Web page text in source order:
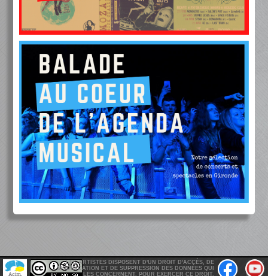
LES ARTISTES DISPOSENT D'UN DROIT D'ACCÈS, DE
MODIFICATION ET DE SUPPRESSION DES DONNÉES QUI
LES CONCERNENT. POUR EXERCER CE DROIT,